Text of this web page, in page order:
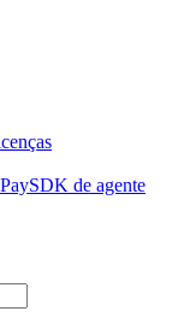
SDK de agente